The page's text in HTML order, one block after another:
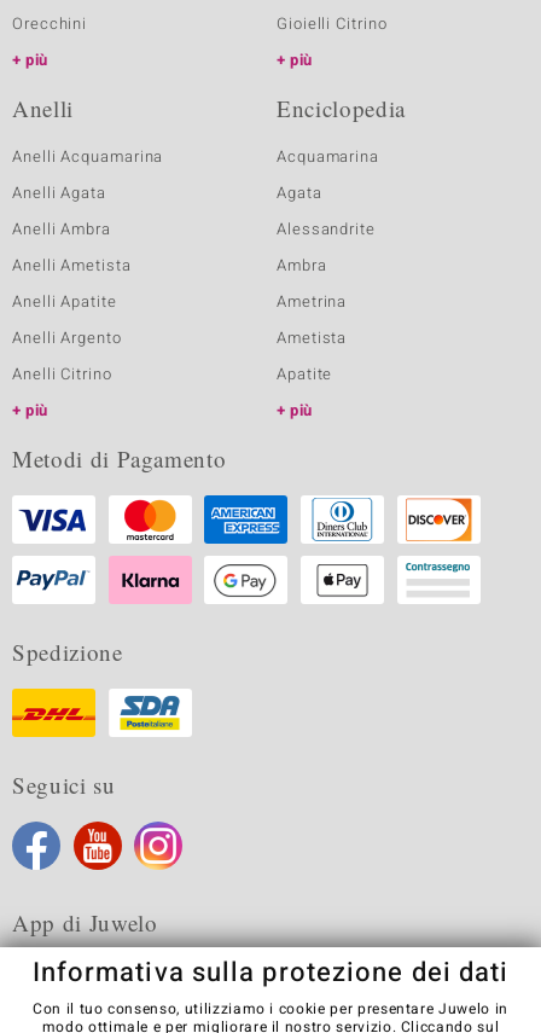
Orecchini
più
Gioielli Citrino
più
Anelli
Anelli Acquamarina
Anelli Agata
Anelli Ambra
Anelli Ametista
Anelli Apatite
Anelli Argento
Anelli Citrino
più
Enciclopedia
Acquamarina
Agata
Alessandrite
Ambra
Ametrina
Ametista
Apatite
più
Metodi di Pagamento
Spedizione
Seguici su
App di Juwelo
Informativa sulla protezione dei dati
Con il tuo consenso, utilizziamo i cookie per presentare Juwelo in
modo ottimale e per migliorare il nostro servizio. Cliccando sul